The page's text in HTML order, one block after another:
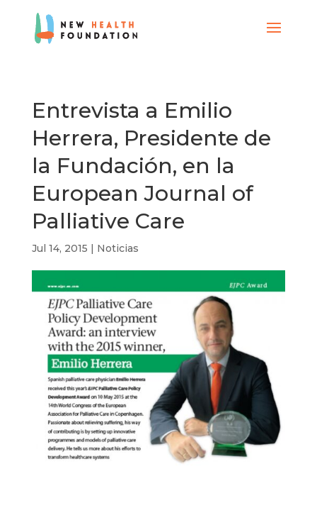
Entrevista a Emilio
Herrera, Presidente de
la Fundación, en la
European Journal of
Palliative Care
Jul 14, 2015 | Noticias